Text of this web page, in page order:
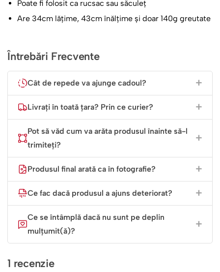
Personalizare cu Nume:Numele copilului (ex:
este imprimat central cu un font jucăuș, facilitând
Sistem de Închidere Simplu:
rezistente servesc atât ca bretele, cât și ca mecanism
de închidere rapidă, permițând copilului să își
organizeze singur lucrurile.
Material Flexibil și Rezistent:
durabilă, dar ușoară, rucsacul se pliază ușor atunci
când nu este folosit și este simplu de curățat.
Un Accesoriu Multifuncțional
Acest rucsac este soluția perfectă pentru a transporta
echipamentul de sport, încălțămintea de schimb pentru
grădiniță sau jucăriile preferate. Datorită greutății
reduse, nu pune presiune pe spatele micuțului, oferindu-
i libertate totală de mișcare în timp ce își poartă mândru
personajele favorite.
Poate fi folosit ca rucsac sau săculeț
Are 34cm lățime, 43cm înălțime și doar 140g greutate
Întrebări Frecvente
Cât de repede va ajunge cadoul?
Livrați în toată țara? Prin ce curier?
Pot să văd cum va arăta produsul înainte să-l
trimiteți?
Produsul final arată ca în fotografie?
Ce fac dacă produsul a ajuns deteriorat?
Ce se întâmplă dacă nu sunt pe deplin
mulțumit(ă)?
1 recenzie